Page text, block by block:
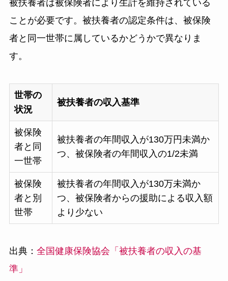
被扶養者は被保険者により生計を維持されている
ことが必要です。被扶養者の認定条件は、被保険
者と同一世帯に属しているかどうかで異なりま
す。
世帯の
状況
被扶養者の収入基準
被保険
者と同
一世帯
被扶養者の年間収入が130万円未満か
つ、被保険者の年間収入の1/2未満
被保険
者と別
世帯
被扶養者の年間収入が130万未満か
つ、被保険者からの援助による収入額
より少ない
出典： 全国健康保険協会「被扶養者の収入の基
準」